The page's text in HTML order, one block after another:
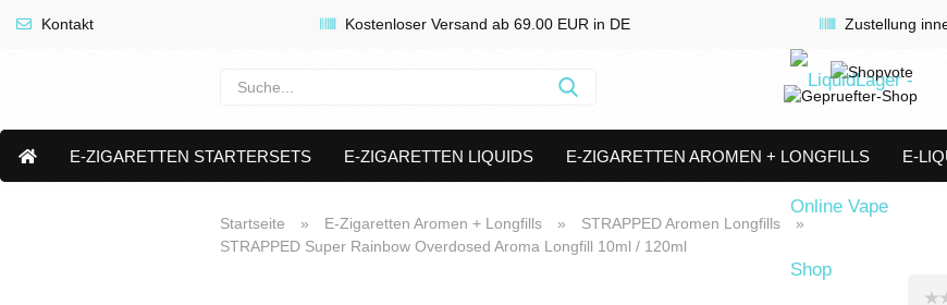
Kontakt Kostenloser Versand ab 69.00 EUR in DE Zustellung
E-ZIGARETTEN STARTERSETS E-ZIGARETTEN LIQUIDS E-ZIGARETTEN AROMEN + LONGFILLS E-
VERDAMPFER & COILS AKKUTRÄGER
Startseite » E-Zigaretten Aromen + Longfills » STRAPPED Aromen Longfills
»
STRAPPED Super Rainbow Overdosed Aroma Longfill 10ml / 120ml